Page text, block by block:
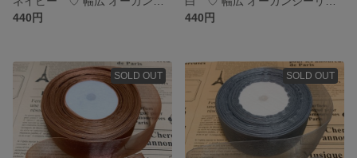
440円
440円
SOLD OUT SOLD OUT